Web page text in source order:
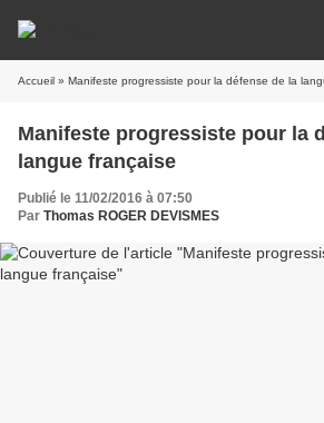
Accueil » Manifeste progressiste pour la défense de la
Manifeste progressiste pour la
langue française
Publié le 11/02/2016 à 07:50
Par Thomas ROGER DEVISMES